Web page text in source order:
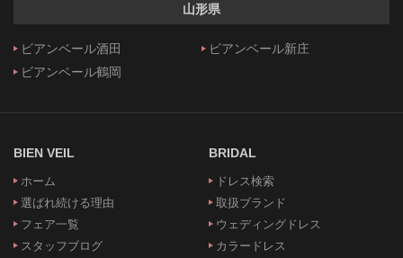
山形県
ビアンベール酒田
ビアンベール新庄
ビアンベール鶴岡
BIEN VEIL
ホーム
選ばれ続ける理由
フェア一覧
スタッフブログ
BRIDAL
ドレス検索
取扱ブランド
ウェディングドレス
カラードレス